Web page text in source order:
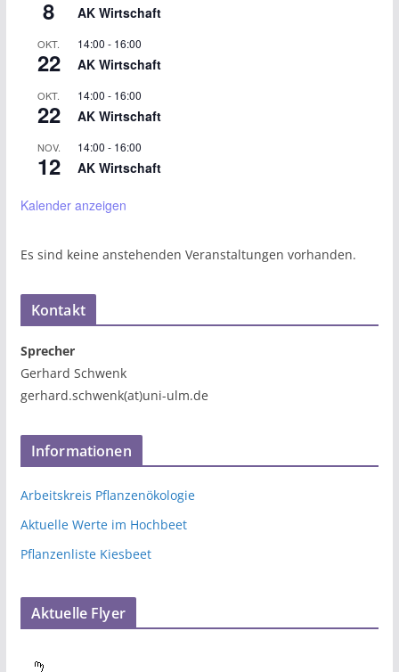
8 AK Wirtschaft
OKT.
22
14:00 - 16:00
AK Wirtschaft
OKT.
22
14:00 - 16:00
AK Wirtschaft
NOV.
12
14:00 - 16:00
AK Wirtschaft
Kalender anzeigen
Es sind keine anstehenden Veranstaltungen vorhanden.
Kontakt
Sprecher
Gerhard Schwenk
gerhard.schwenk(at)uni-ulm.de
Informationen
Arbeitskreis Pflanzenökologie
Aktuelle Werte im Hochbeet
Pflanzenliste Kiesbeet
Aktuelle Flyer